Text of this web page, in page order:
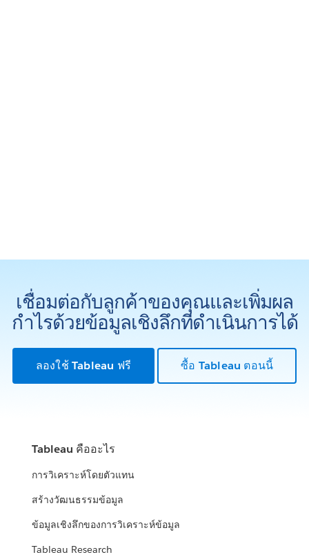
เชื่อมต่อกับลูกค้าของคุณและเพิ่มผล
กำไรด้วยข้อมูลเชิงลึกที่ดำเนินการได้
ลองใช้ Tableau ฟรี ซื้อ Tableau ตอนนี้
Tableau คืออะไร
การวิเคราะห์โดยตัวแทน
สร้างวัฒนธรรมข้อมูล
ข้อมูลเชิงลึกของการวิเคราะห์ข้อมูล
Tableau Research